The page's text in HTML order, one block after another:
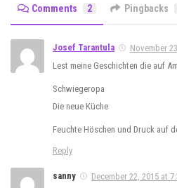
Comments 2 Pingbacks
Josef Tarantula
November
Lest meine Geschichten die auf
Schwiegeropa
Die neue Küche
Feuchte Höschen und Druck auf
Reply
sanny
December 22, 2015 at